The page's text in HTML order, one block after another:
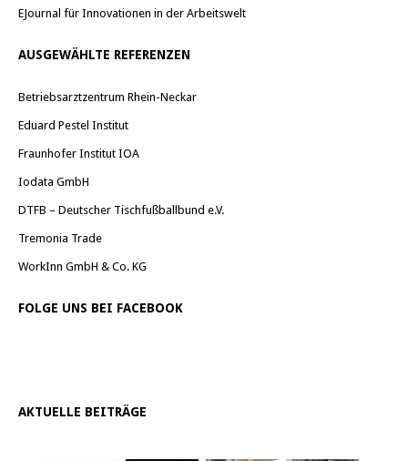
EJournal für Innovationen in der Arbeitswelt
AUSGEWÄHLTE REFERENZEN
Betriebsarztzentrum Rhein-Neckar
Eduard Pestel Institut
Fraunhofer Institut IOA
Iodata GmbH
DTFB – Deutscher Tischfußballbund e.V.
Tremonia Trade
WorkInn GmbH & Co. KG
FOLGE UNS BEI FACEBOOK
AKTUELLE BEITRÄGE